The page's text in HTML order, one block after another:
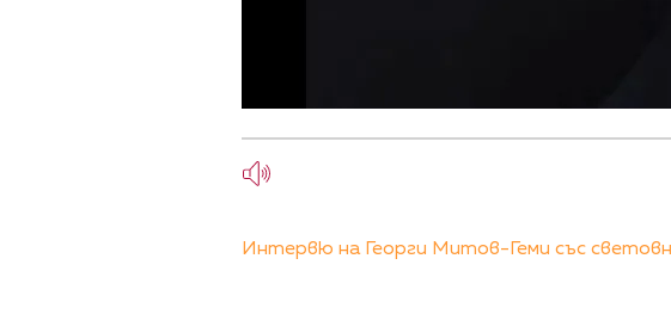
Интервю на Георги Митов-Геми със